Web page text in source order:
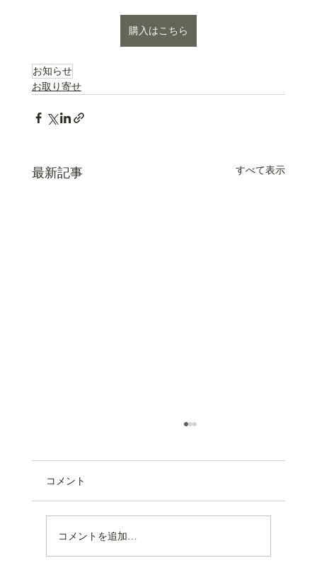
購入はこちら
お知らせ
お取り寄せ
最新記事 すべて表示
コメント
コメントを追加…